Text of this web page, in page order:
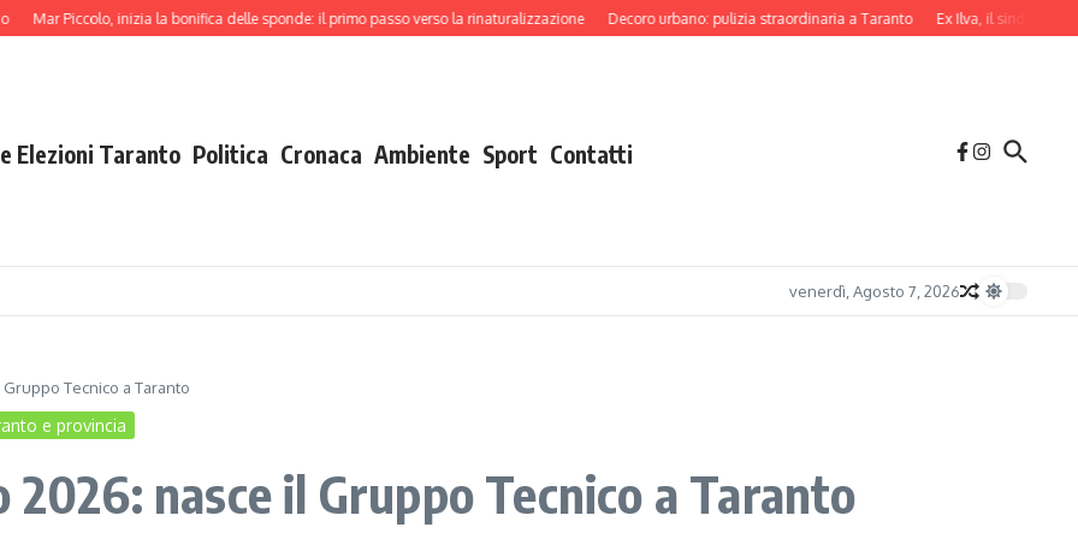
Piccolo, inizia la bonifica delle sponde: il primo passo verso la rinaturalizzazione Decoro urbano: pulizia straordinaria a Taranto Ex Ilva, il sindaco di Taranto
Elezioni Taranto Politica Cronaca Ambiente Sport Contatti
venerdì, Agosto 7, 2026
Tecnico a Taranto
e provincia
nasce il Gruppo Tecnico a Taranto